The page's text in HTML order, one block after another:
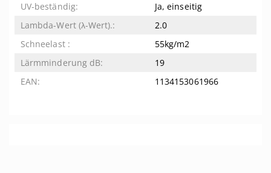
Ja, einseitig
2.0
55kg/m2
19
1134153061966